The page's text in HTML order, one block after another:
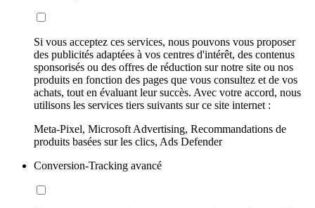
Si vous acceptez ces services, nous pouvons vous proposer
des publicités adaptées à vos centres d'intérêt, des contenus
sponsorisés ou des offres de réduction sur notre site ou nos
produits en fonction des pages que vous consultez et de vos
achats, tout en évaluant leur succès. Avec votre accord, nous
utilisons les services tiers suivants sur ce site internet :
Meta-Pixel, Microsoft Advertising, Recommandations de
produits basées sur les clics, Ads Defender
Conversion-Tracking avancé